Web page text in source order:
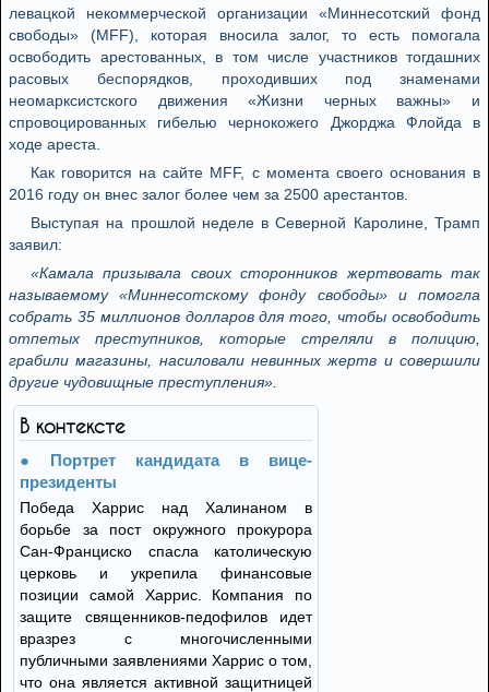
левацкой некоммерческой организации «Миннесотский фонд
свободы» (MFF), которая вносила залог, то есть помогала
освободить арестованных, в том числе участников тогдашних
расовых беспорядков, проходивших под знаменами
неомарксистского движения «Жизни черных важны» и
спровоцированных гибелью чернокожего Джорджа Флойда в
ходе ареста.
Как говорится на сайте MFF, с момента своего основания в
2016 году он внес залог более чем за 2500 арестантов.
Выступая на прошлой неделе в Северной Каролине, Трамп
заявил:
«Камала призывала своих сторонников жертвовать так
называемому «Миннесотскому фонду свободы» и помогла
собрать 35 миллионов долларов для того, чтобы освободить
отпетых преступников, которые стреляли в полицию,
грабили магазины, насиловали невинных жертв и совершили
другие чудовищные преступления».
В контексте
Портрет кандидата в вице-
президенты
Победа Харрис над Халинаном в
борьбе за пост окружного прокурора
Сан-Франциско спасла католическую
церковь и укрепила финансовые
позиции самой Харрис. Компания по
защите священников-педофилов идет
вразрез с многочисленными
публичными заявлениями Харрис о том,
что она является активной защитницей